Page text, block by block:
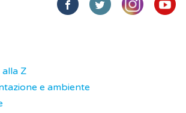
Z
e ambiente